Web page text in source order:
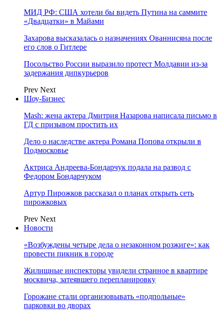
МИД РФ: США хотели бы видеть Путина на саммите
«Двадцатки» в Майами
Захарова высказалась о назначениях Ованнисяна после
его слов о Гитлере
Посольство России выразило протест Молдавии из-за
задержания дипкурьеров
Prev Next
Шоу-Бизнес
Mash: жена актера Дмитрия Назарова написала письмо в
ГД с призывом простить их
Дело о наследстве актера Романа Попова открыли в
Подмосковье
Актриса Андреева-Бондарчук подала на развод с
Федором Бондарчуком
Артур Пирожков рассказал о планах открыть сеть
пирожковых
Prev Next
Новости
«Возбуждены четыре дела о незаконном розжиге»: как
провести пикник в городе
Жилищные инспекторы увидели странное в квартире
москвича, затеявшего перепланировку
Горожане стали организовывать «подпольные»
парковки во дворах